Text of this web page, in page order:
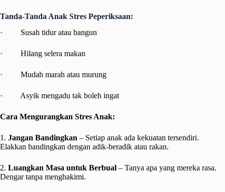
Tanda-Tanda Anak Stres Peperiksaan:
· Susah tidur atau bangun
· Hilang selera makan
· Mudah marah atau murung
· Asyik mengadu tak boleh ingat
Cara Mengurangkan Stres Anak:
1. Jangan Bandingkan – Setiap anak ada kekuatan tersendiri.
Elakkan bandingkan dengan adik-beradik atau rakan.
2. Luangkan Masa untuk Berbual – Tanya apa yang mereka rasa.
Dengar tanpa menghakimi.